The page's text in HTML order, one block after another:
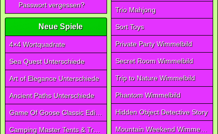
Passwort vergessen?
Neue Spiele
4×4 Wortquadrate
Sea Quest Unterschiede
Art of Elegance Unterschiede
Ancient Paths Unterschiede
Game Of Goose Classic Edition
Camping Master Tents & Trees
Trio Mahjong
Sort Toys
Private Party Wimmelbild
Secret Room Wimmelbild
Trip to Nature Wimmelbild
Phantom Wimmelbild
Hidden Object Detective Story
Mountain Weekend Wimmelbild